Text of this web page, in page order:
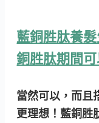
藍銅胜肽養
銅胜肽期間
當然可以，而且
更理想！藍銅